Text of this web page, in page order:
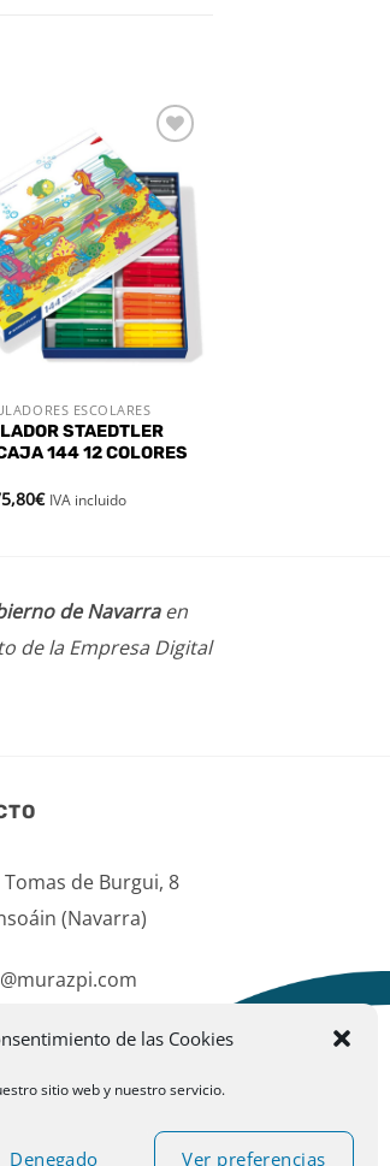
de las Cookies
sitio web y nuestro servicio.
Denegado Ver preferencias
a la
lista de
deseos
VISTA RÁPIDA
ESCOLARES
STAEDTLER
144 12 COLORES
€ IVA incluido
de Navarraen
de la Empresa Digital
de Burgui, 8
(Navarra)